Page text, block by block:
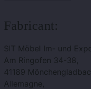
Fabricant:
SIT Möbel Im- und
Am Ringofen 34-38,
41189
Allemagne,